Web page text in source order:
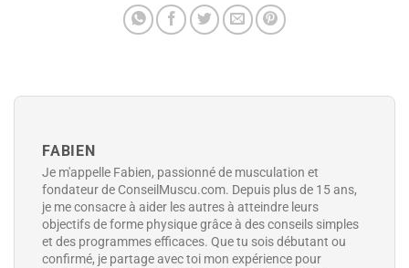
FABIEN
Je m'appelle Fabien, passionné de musculation et
fondateur de ConseilMuscu.com. Depuis plus de 15 ans,
je me consacre à aider les autres à atteindre leurs
objectifs de forme physique grâce à des conseils simples
et des programmes efficaces. Que tu sois débutant ou
confirmé, je partage avec toi mon expérience pour